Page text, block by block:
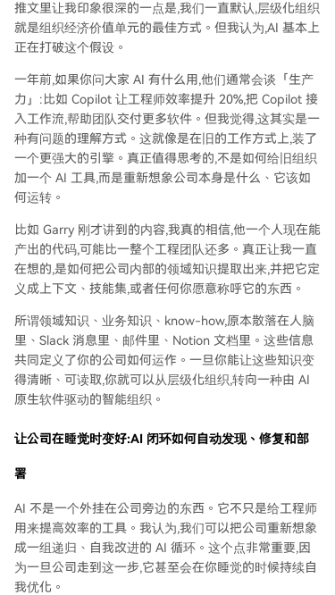
推文里让我印象很深的一点是,我们一直默认,层级化组织
就是组织经济价值单元的最佳方式。但我认为,AI 基本上
正在打破这个假设。
一年前,如果你问大家 AI 有什么用,他们通常会谈「生产
力」:比如 Copilot 让工程师效率提升 20%,把 Copilot 接
入工作流,帮助团队交付更多软件。但我觉得,这其实是一
种有问题的理解方式。这就像是在旧的工作方式上,装了
一个更强大的引擎。真正值得思考的,不是如何给旧组织
加一个 AI 工具,而是重新想象公司本身是什么、它该如
何运转。
比如 Garry 刚才讲到的内容,我真的相信,他一个人现在能
产出的代码,可能比一整个工程团队还多。真正让我一直
在想的,是如何把公司内部的领域知识提取出来,并把它定
义成上下文、技能集,或者任何你愿意称呼它的东西。
所谓领域知识、业务知识、know-how,原本散落在人脑
里、Slack 消息里、邮件里、Notion 文档里。这些信息
共同定义了你的公司如何运作。一旦你能让这些知识变
得清晰、可读取,你就可以从层级化组织,转向一种由 AI
原生软件驱动的智能组织。
让公司在睡觉时变好:AI 闭环如何自动发现、修复和部
署
AI 不是一个外挂在公司旁边的东西。它不只是给工程师
用来提高效率的工具。我认为,我们可以把公司重新想象
成一组递归、自我改进的 AI 循环。这个点非常重要,因
为一旦公司走到这一步,它甚至会在你睡觉的时候持续自
我优化。